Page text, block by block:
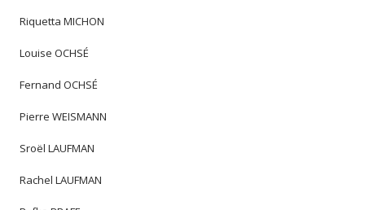
Riquetta MICHON
Louise OCHSÉ
Fernand OCHSÉ
Pierre WEISMANN
Sroël LAUFMAN
Rachel LAUFMAN